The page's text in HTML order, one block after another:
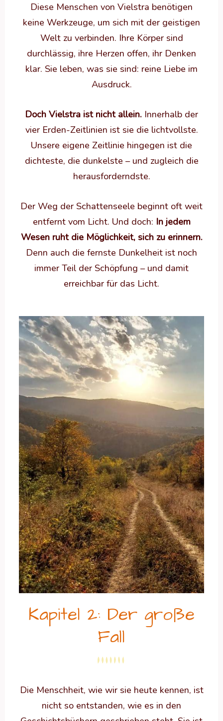
Diese Menschen von Vielstra benötigen
keine Werkzeuge, um sich mit der geistigen
Welt zu verbinden. Ihre Körper sind
durchlässig, ihre Herzen offen, ihr Denken
klar. Sie leben, was sie sind: reine Liebe im
Ausdruck.
Doch Vielstra ist nicht allein. Innerhalb der
vier Erden-Zeitlinien ist sie die lichtvollste.
Unsere eigene Zeitlinie hingegen ist die
dichteste, die dunkelste – und zugleich die
herausforderndste.
Der Weg der Schattenseele beginnt oft weit
entfernt vom Licht. Und doch: In jedem
Wesen ruht die Möglichkeit, sich zu erinnern.
Denn auch die fernste Dunkelheit ist noch
immer Teil der Schöpfung – und damit
erreichbar für das Licht.
Kapitel 2: Der große
Fall
Die Menschheit, wie wir sie heute kennen, ist
nicht so entstanden, wie es in den